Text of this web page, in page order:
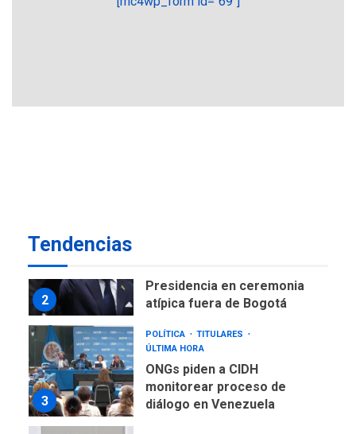
Tendencias
ofensivas de largo alcance
temporales en Aeropuerto
3
ONGs piden a CIDH
monitorear proceso de
diálogo en Venezuela
4
POLÍTICA
TITULARES
ÚLTIMA HORA
Gobierno y AN2015 en